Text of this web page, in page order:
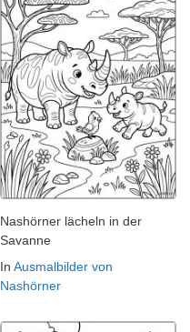
Nashörner lächeln in der
Savanne
In Ausmalbilder von
Nashörner